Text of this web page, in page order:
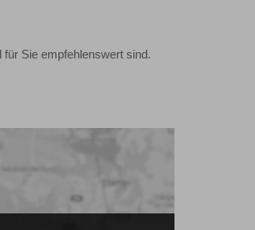
Sie empfehlenswert sind.